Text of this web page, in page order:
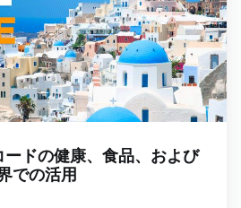
ドの健康、食品、および
での活用